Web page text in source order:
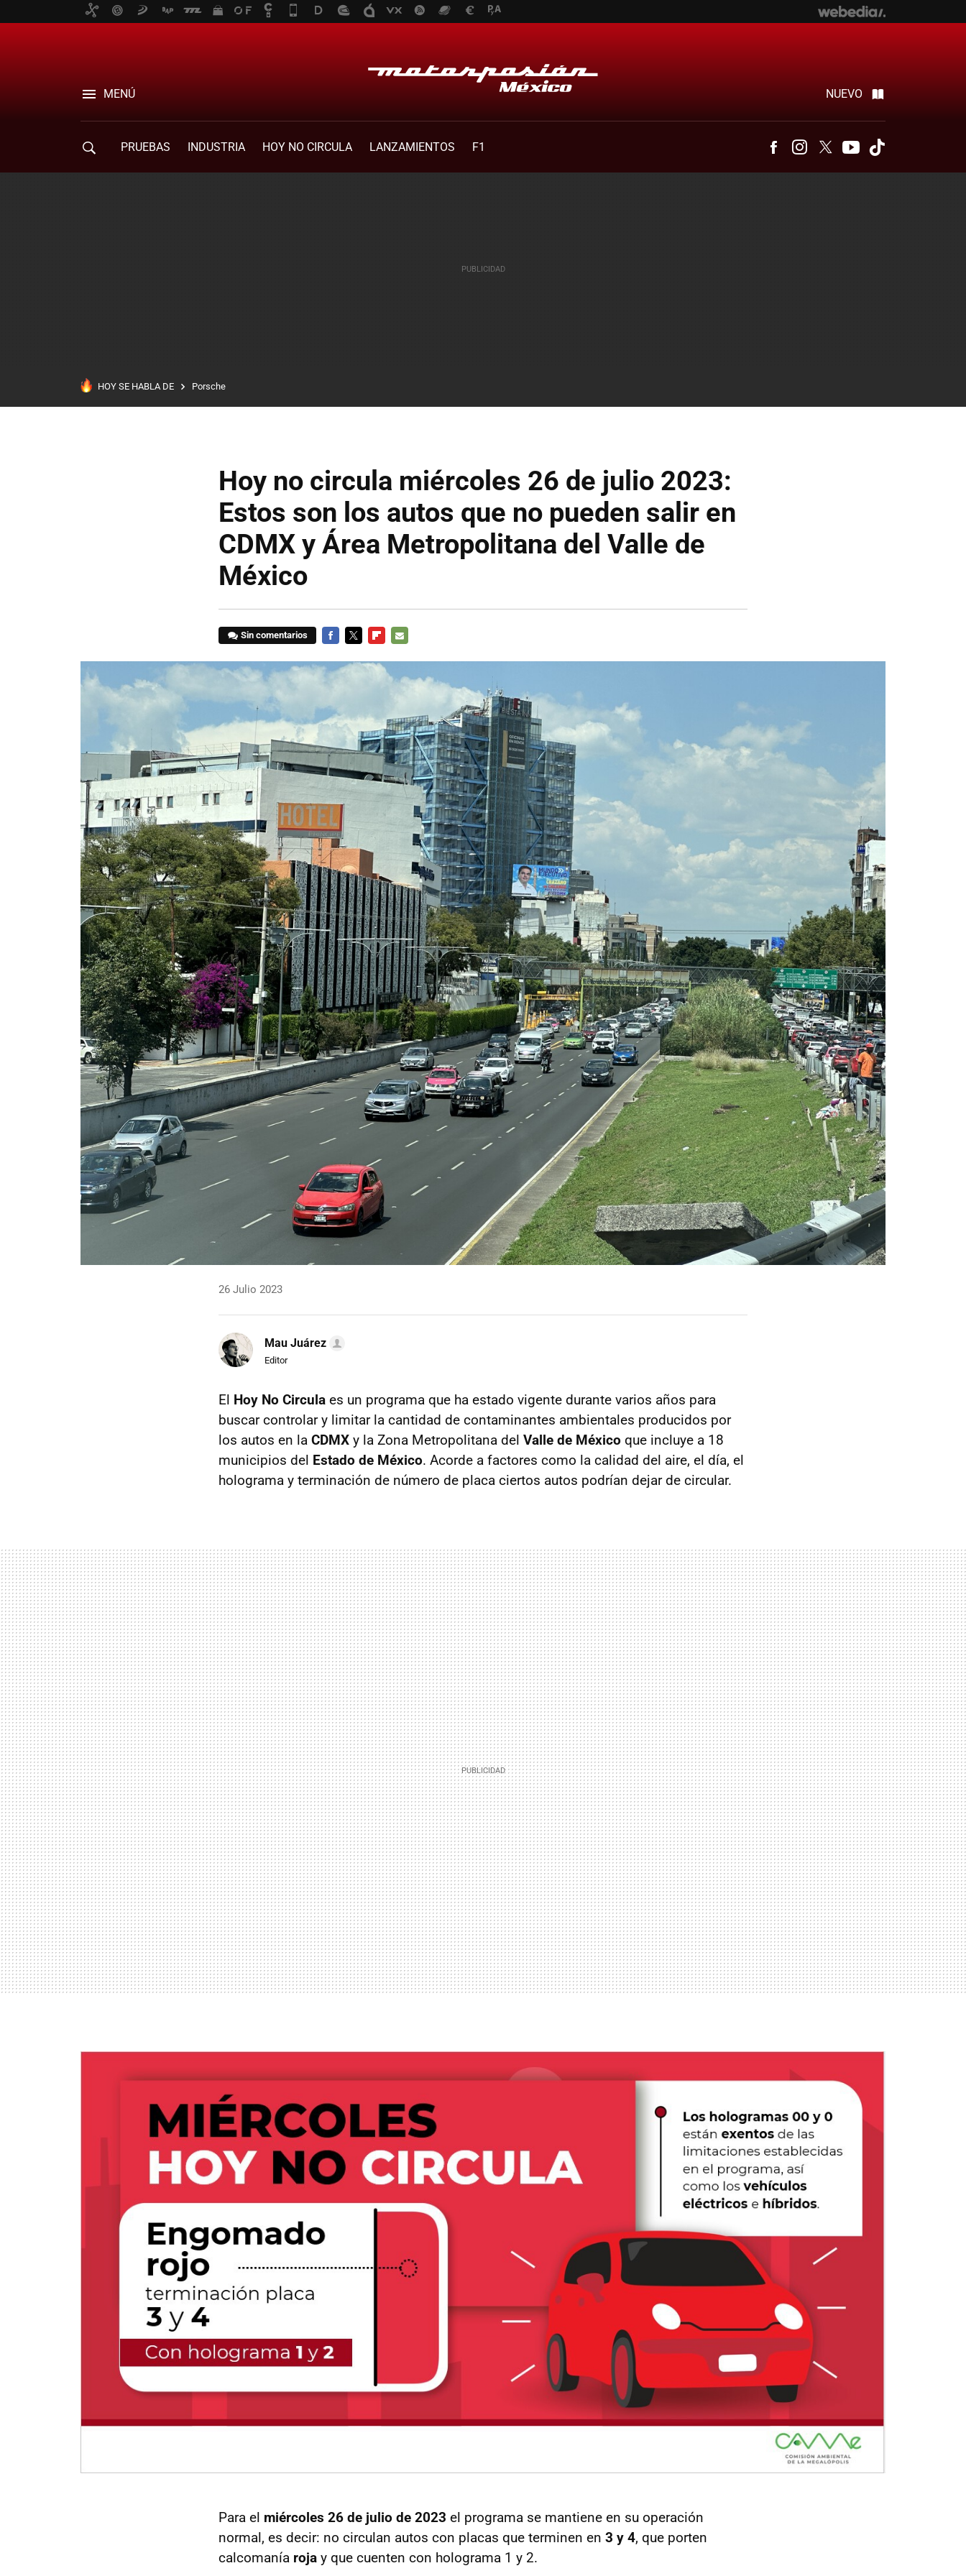
MENÚ NUEVO
PRUEBAS INDUSTRIA HOY NO CIRCULA LANZAMIENTOS F1 FacebookInstagram
Twitter Youtube
HOY SE HABLA DE Porsche
Hoy no circula miércoles 26 de julio 2023:
Estos son los autos que no pueden salir en
CDMX y Área Metropolitana del Valle de
México
Sin comentarios
26 Julio 2023
Mau Juárez
Editor
El Hoy No Circula es un programa que ha estado vigente durante varios años para
buscar controlar y limitar la cantidad de contaminantes ambientales producidos por
los autos en la CDMX y la Zona Metropolitana del Valle de México que incluye a 18
municipios del Estado de México. Acorde a factores como la calidad del aire, el día, el
holograma y terminación de número de placa ciertos autos podrían dejar de circular.
Para el miércoles 26 de julio de 2023 el programa se mantiene en su operación
normal, es decir: no circulan autos con placas que terminen en 3 y 4, que porten
calcomanía roja y que cuenten con holograma 1 y 2.